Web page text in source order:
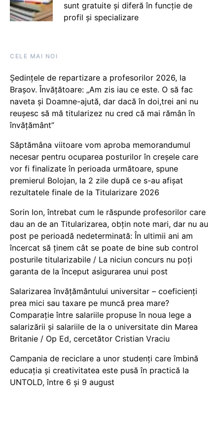
sunt gratuite și diferă în funcție de
profil și specializare
CELE MAI NOI
Ședințele de repartizare a profesorilor 2026, la
Brașov. Învățătoare: „Am zis iau ce este. O să fac
naveta și Doamne-ajută, dar dacă în doi,trei ani nu
reușesc să mă titularizez nu cred că mai rămân în
învățământ”
Săptămâna viitoare vom aproba memorandumul
necesar pentru ocuparea posturilor în creșele care
vor fi finalizate în perioada următoare, spune
premierul Bolojan, la 2 zile după ce s-au afișat
rezultatele finale de la Titularizare 2026
Sorin Ion, întrebat cum le răspunde profesorilor care
dau an de an Titularizarea, obțin note mari, dar nu au
post pe perioadă nedeterminată: În ultimii ani am
încercat să ținem cât se poate de bine sub control
posturile titularizabile / La niciun concurs nu poți
garanta de la început asigurarea unui post
Salarizarea învățământului universitar – coeficienți
prea mici sau taxare pe muncă prea mare?
Comparație între salariile propuse în noua lege a
salarizării și salariile de la o universitate din Marea
Britanie / Op Ed, cercetător Cristian Vraciu
Campania de reciclare a unor studenți care îmbină
educația și creativitatea este pusă în practică la
UNTOLD, între 6 și 9 august